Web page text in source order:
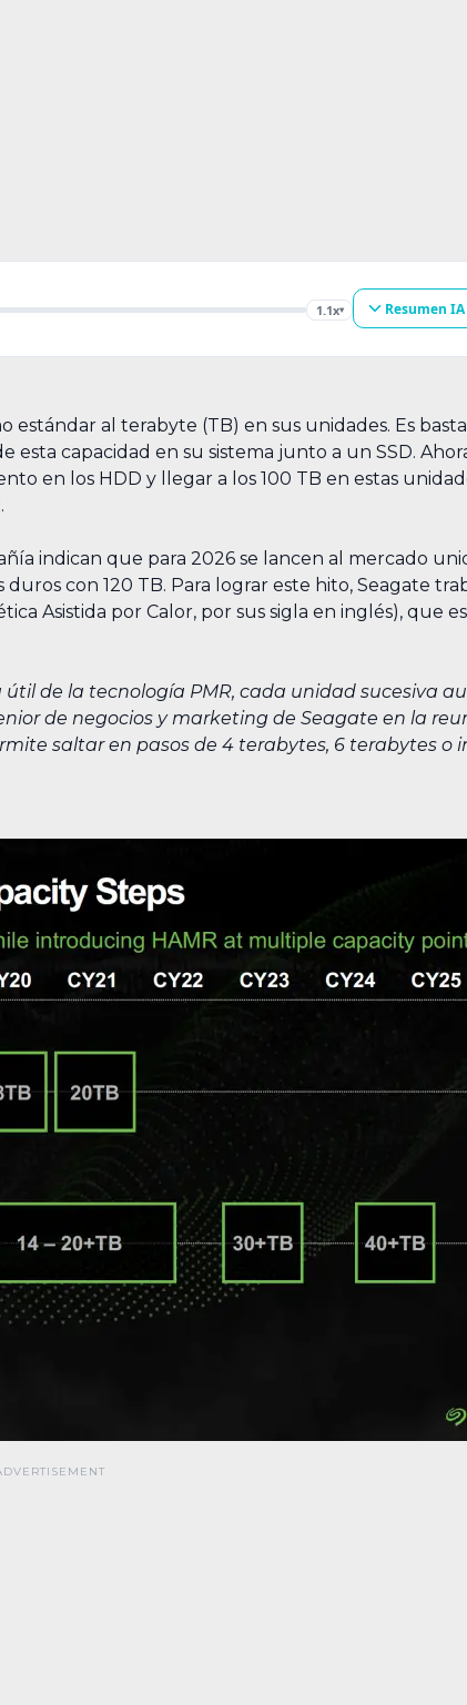
1.1x▾ Resumen IA
al terabyte (TB) en sus unidades. Es
capacidad en su sistema junto a un SSD.
en los HDD y llegar a los 100 TB en estas
indican que para 2026 se lancen al mercado
con 120 TB. Para lograr este hito, Seagate
Asistida por Calor, por sus sigla en inglés), que
de la tecnología PMR, cada unidad sucesiva
de negocios y marketing de Seagate en la
saltar en pasos de 4 terabytes, 6 terabytes o